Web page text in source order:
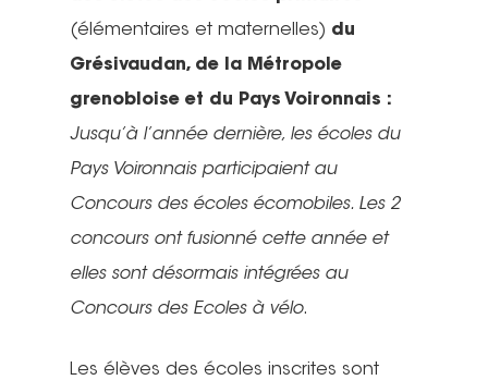
(élémentaires et maternelles) du
Grésivaudan, de la Métropole
grenobloise et du Pays Voironnais :
Jusqu’à l’année dernière, les écoles du
Pays Voironnais participaient au
Concours des écoles écomobiles. Les 2
concours ont fusionné cette année et
elles sont désormais intégrées au
Concours des Ecoles à vélo.
Les élèves des écoles inscrites sont